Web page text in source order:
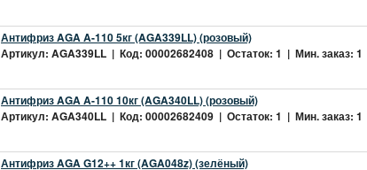
Антифриз AGA A-110 5кг (AGA339LL) (розовый)
Артикул: AGA339LL | Код: 00002682408 | Остаток: 1 | Мин. заказ: 1
Антифриз AGA A-110 10кг (AGA340LL) (розовый)
Артикул: AGA340LL | Код: 00002682409 | Остаток: 1 | Мин. заказ: 1
Антифриз AGA G12++ 1кг (AGA048z) (зелёный)